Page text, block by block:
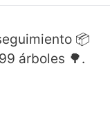
📦
árboles 🌳.